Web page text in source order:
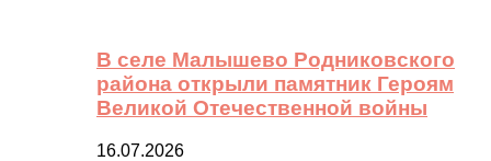
В селе Малышево Родниковского
района открыли памятник Героям
Великой Отечественной войны
16.07.2026